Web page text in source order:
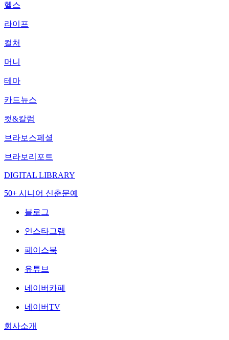
헬스
라이프
컬처
머니
테마
카드뉴스
컷&칼럼
브라보스페셜
브라보리포트
DIGITAL LIBRARY
50+ 시니어 신춘문예
블로그
인스타그램
페이스북
유튜브
네이버카페
네이버TV
회사소개